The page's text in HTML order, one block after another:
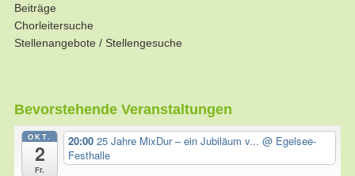
Beiträge
Chorleitersuche
Stellenangebote / Stellengesuche
Bevorstehende Veranstaltungen
OKT.
2
Fr.
20:0025 Jahre MixDur – ein Jubiläum v...@ Egelsee-
Festhalle